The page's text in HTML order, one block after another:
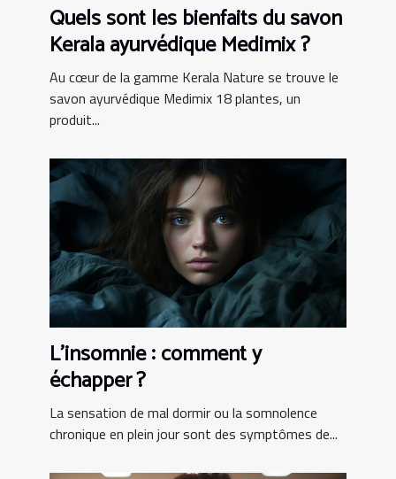
Quels sont les bienfaits du savon
Kerala ayurvédique Medimix ?
Au cœur de la gamme Kerala Nature se trouve le
savon ayurvédique Medimix 18 plantes, un
produit...
L’insomnie : comment y
échapper ?
La sensation de mal dormir ou la somnolence
chronique en plein jour sont des symptômes de...